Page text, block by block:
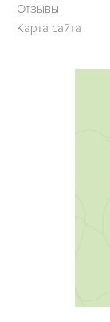
Отзывы
Карта сайта